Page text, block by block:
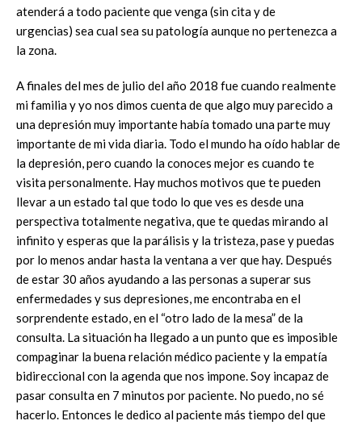
atenderá a todo paciente que venga (sin cita y de
urgencias) sea cual sea su patología aunque no pertenezca a
la zona.
A finales del mes de julio del año 2018 fue cuando realmente
mi familia y yo nos dimos cuenta de que algo muy parecido a
una depresión muy importante había tomado una parte muy
importante de mi vida diaria. Todo el mundo ha oído hablar de
la depresión, pero cuando la conoces mejor es cuando te
visita personalmente. Hay muchos motivos que te pueden
llevar a un estado tal que todo lo que ves es desde una
perspectiva totalmente negativa, que te quedas mirando al
infinito y esperas que la parálisis y la tristeza, pase y puedas
por lo menos andar hasta la ventana a ver que hay. Después
de estar 30 años ayudando a las personas a superar sus
enfermedades y sus depresiones, me encontraba en el
sorprendente estado, en el “otro lado de la mesa” de la
consulta. La situación ha llegado a un punto que es imposible
compaginar la buena relación médico paciente y la empatía
bidireccional con la agenda que nos impone. Soy incapaz de
pasar consulta en 7 minutos por paciente. No puedo, no sé
hacerlo. Entonces le dedico al paciente más tiempo del que